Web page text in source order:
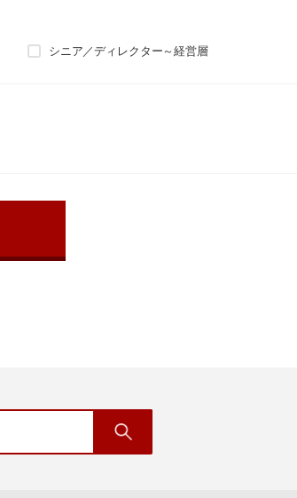
シニア／ディレクター～経営層